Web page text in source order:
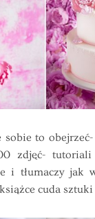
to obejrzeć-
zdjęć-
i tłumaczy jak
cuda